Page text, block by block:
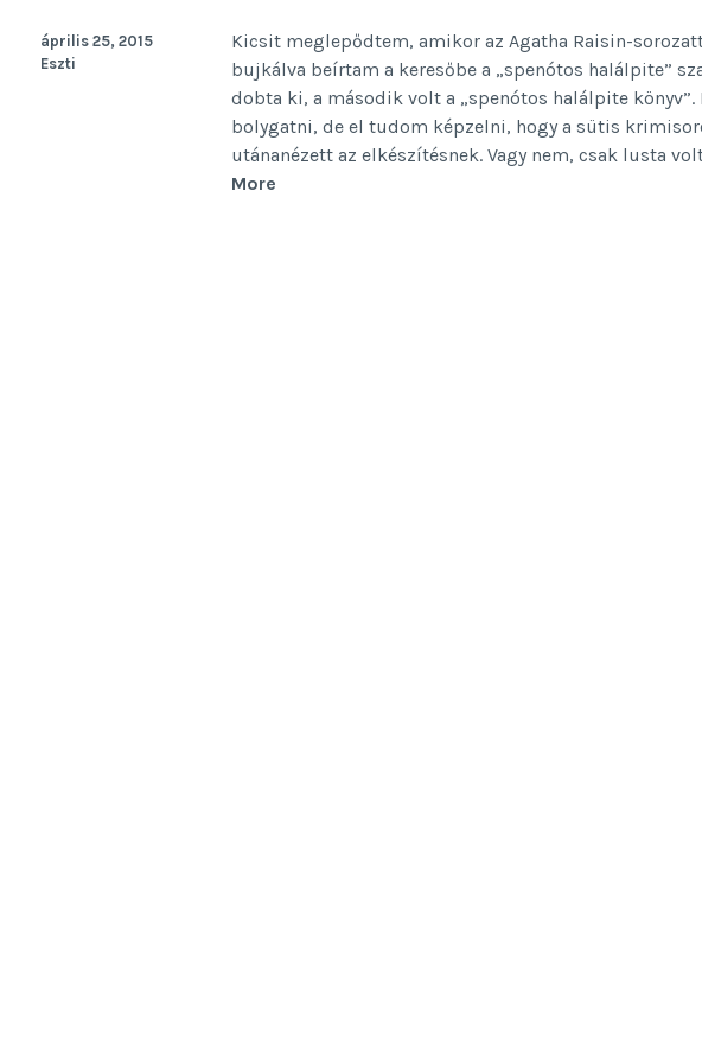
Kicsit meglepődtem, amikor az Agatha Raisin-
bujkálva beírtam a keresőbe a „spenótos halálpite”
dobta ki, a második volt a „spenótos halálpite könyv”.
bolygatni, de el tudom képzelni, hogy a sütis
utánanézett az elkészítésnek. Vagy nem, csak lusta
More
április 25, 2015
Eszti